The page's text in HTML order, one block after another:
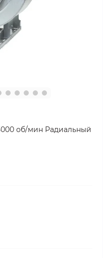
об/мин Радиальный